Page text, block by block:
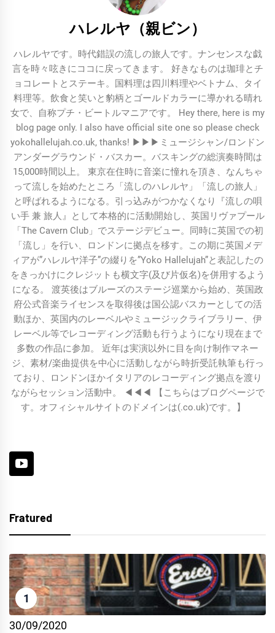
ハレルヤ（親ビン）
ハレルヤです。時代錯誤の流しの旅人です。ナンセンスな戯
言を時々呟きにココに戻ってきます。 好きなものは珈琲とチ
ョコレートとステーキ。国料理は四川料理やベトナム、タイ
料理等。飲食と笑いと豹柄とゴールドカラーに導かれる晴れ
女で、自称プチ・ビートルマニアです。 Hey there, here is my
blog page only. I also have official site one so please check
yokohallelujah.co.uk, thanks! ▶︎▶︎▶︎ミュージシャン/ロンドン
アンダーグラウンド・バスカー。バスキングの総演奏時間は
15,000時間以上。 東京在住時に音楽に憧れを頂き、なんちゃ
って流しを始めたところ「流しのハレルヤ」「流しの旅人」
と呼ばれるようになる。引っ込みがつかなくなり『流しの唄
い手 兼 旅人』として本格的に活動開始し、英国リヴァプール
「The Cavern Club」でステージデビュー。同時に英国での初
「流し」を行い、ロンドンに拠点を移す。この期に英国メデ
ィアが”ハレルヤ洋子”の綴りを”Yoko Hallelujah”と表記したの
をきっかけにクレジットも横文字(及び片仮名)を併用するよう
になる。 渡英後はブルーズのステージ巡業から始め、英国政
府公式音楽ライセンスを取得後は国公認バスカーとしての活
動ほか、英国内のレーベルやミュージックライブラリー、伊
レーベル等でレコーディング活動も行うようになり現在まで
多数の作品に参加。 近年は実演以外に目を向け制作マネー
ジ、素材/楽曲提供を中心に活動しながら時折受託執筆も行っ
ており、ロンドンほかイタリアのレコーディング拠点を渡り
ながらセッション活動中。 ◀︎◀︎◀︎ 【こちらはブログページで
す。オフィシャルサイトのドメインは(.co.uk)です。】
Fratured
1
30/09/2020